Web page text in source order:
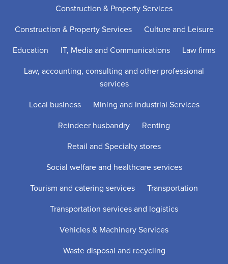
Construction & Property Services
Construction & Property Services
Culture and Leisure
Education
IT, Media and Communications
Law firms
Law, accounting, consulting and other professional
services
Local business
Mining and Industrial Services
Reindeer husbandry
Renting
Retail and Specialty stores
Social welfare and healthcare services
Tourism and catering services
Transportation
Transportation services and logistics
Vehicles & Machinery Services
Waste disposal and recycling